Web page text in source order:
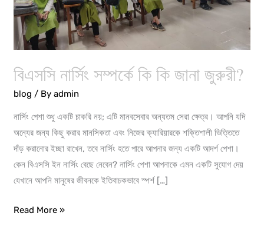
বিএসসি নার্সিং সম্পর্কে কি কি জানা জুরুরী?
blog / Byadmin
নার্সিং পেশা শুধু একটি চাকরি নয়; এটি মানবসেবার অন্যতম সেরা ক্ষেত্র। আপনি যদি
অন্যের জন্য কিছু করার মানসিকতা এবং নিজের ক্যারিয়ারকে শক্তিশালী ভিত্তিতে
দাঁড় করানোর ইচ্ছা রাখেন, তবে নার্সিং হতে পারে আপনার জন্য একটি আদর্শ পেশা।
কেন বিএসসি ইন নার্সিং বেছে নেবেন? নার্সিং পেশা আপনাকে এমন একটি সুযোগ দেয়
যেখানে আপনি মানুষের জীবনকে ইতিবাচকভাবে স্পর্শ […]
জুরুরী?
Read More »